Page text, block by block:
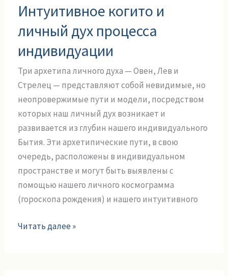
Интуитивное когито и
личный дух процесса
индивидуации
Три архетипа личного духа — Овен, Лев и
Стрелец — представляют собой невидимые, но
неопровержимые пути и модели, посредством
которых наш личный дух возникает и
развивается из глубин нашего индивидуального
Бытия. Эти архетипические пути, в свою
очередь, расположены в индивидуальном
пространстве и могут быть выявлены с
помощью нашего личного космограмма
(гороскопа рождения) и нашего интуитивного
когито
личный
дух
процесса
индивидуации
Читать далее »